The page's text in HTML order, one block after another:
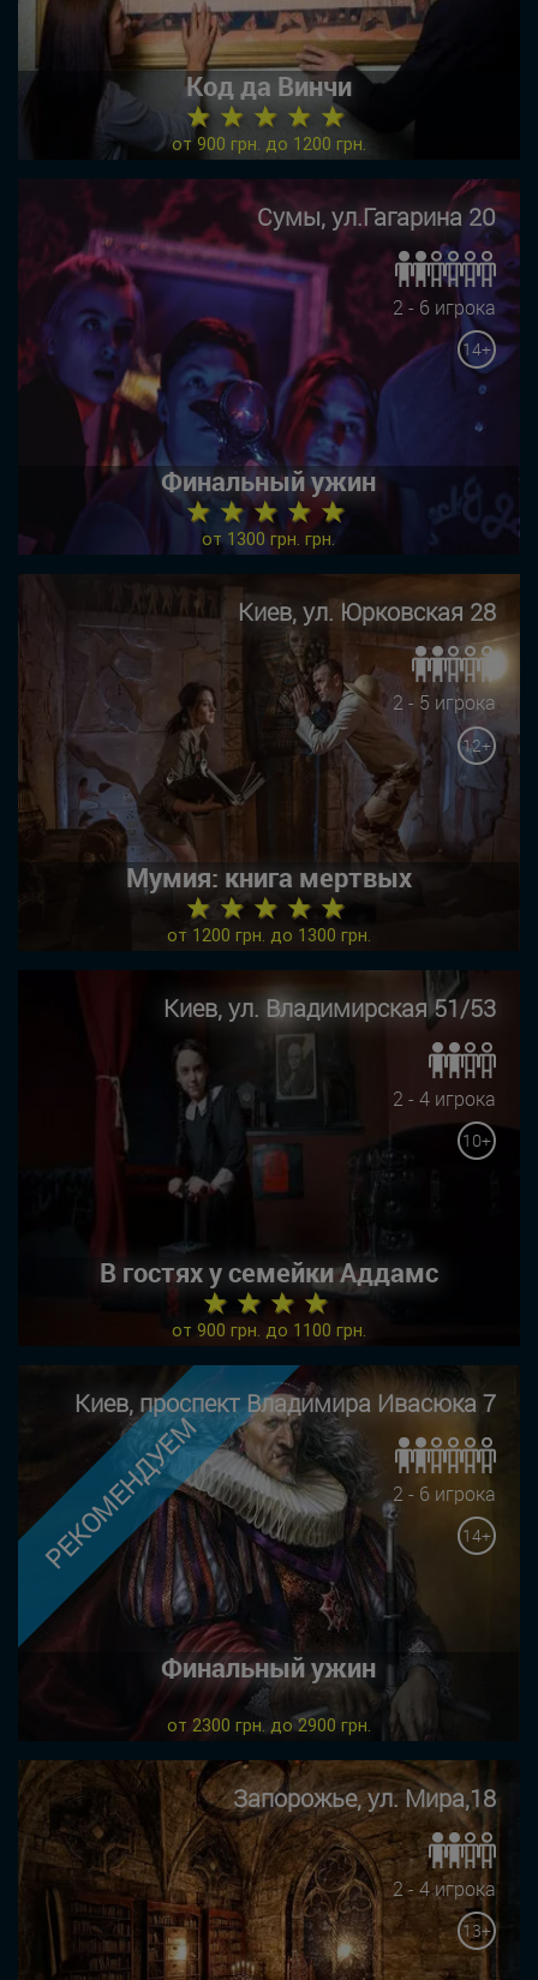
Код да Винчи
★ ★ ★ ★ ★
от 900 грн. до 1200 грн.
Сумы, ул.Гагарина 20
2 - 6 игрока
14+
Финальный ужин
★ ★ ★ ★ ★
от 1300 грн. грн.
Киев, ул. Юрковская 28
2 - 5 игрока
12+
Мумия: книга мертвых
★ ★ ★ ★ ★
от 1200 грн. до 1300 грн.
Киев, ул. Владимирская 51/53
2 - 4 игрока
10+
В гостях у семейки Аддамс
★ ★ ★ ★
от 900 грн. до 1100 грн.
РЕКОМЕНДУЕМ
Киев, проспект Владимира Ивасюка 7
2 - 6 игрока
14+
Финальный ужин
от 2300 грн. до 2900 грн.
Запорожье, ул. Мира,18
2 - 4 игрока
13+